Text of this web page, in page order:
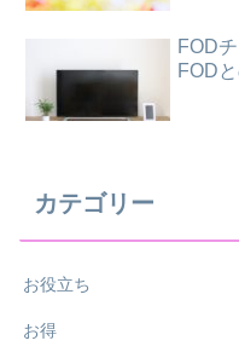
FOD
FOD
カテゴリー
お役立ち
お得